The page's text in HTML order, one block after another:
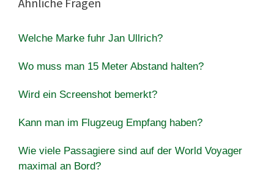
Welche Marke fuhr Jan Ullrich?
Wo muss man 15 Meter Abstand halten?
Wird ein Screenshot bemerkt?
Kann man im Flugzeug Empfang haben?
Wie viele Passagiere sind auf der World Voyager
maximal an Bord?